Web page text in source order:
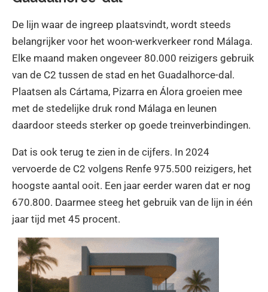
De lijn waar de ingreep plaatsvindt, wordt steeds
belangrijker voor het woon-werkverkeer rond Málaga.
Elke maand maken ongeveer 80.000 reizigers gebruik
van de C2 tussen de stad en het Guadalhorce-dal.
Plaatsen als Cártama, Pizarra en Álora groeien mee
met de stedelijke druk rond Málaga en leunen
daardoor steeds sterker op goede treinverbindingen.
Dat is ook terug te zien in de cijfers. In 2024
vervoerde de C2 volgens Renfe 975.500 reizigers, het
hoogste aantal ooit. Een jaar eerder waren dat er nog
670.800. Daarmee steeg het gebruik van de lijn in één
jaar tijd met 45 procent.